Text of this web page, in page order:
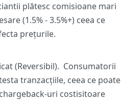
plătesc comisioane mari
(1.5% - 3.5%+) ceea ce
prețurile.
(Reversibil). Consumatorii
tranzacțiile, ceea ce poate
uri costisitoare